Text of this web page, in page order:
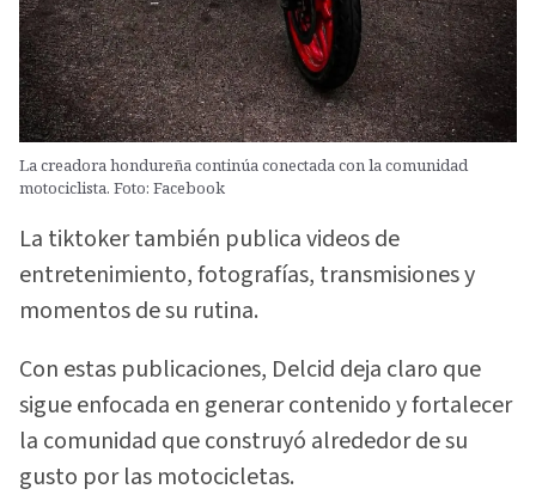
La creadora hondureña continúa conectada con la comunidad
motociclista. Foto: Facebook
La tiktoker también publica videos de
entretenimiento, fotografías, transmisiones y
momentos de su rutina.
Con estas publicaciones, Delcid deja claro que
sigue enfocada en generar contenido y fortalecer
la comunidad que construyó alrededor de su
gusto por las motocicletas.